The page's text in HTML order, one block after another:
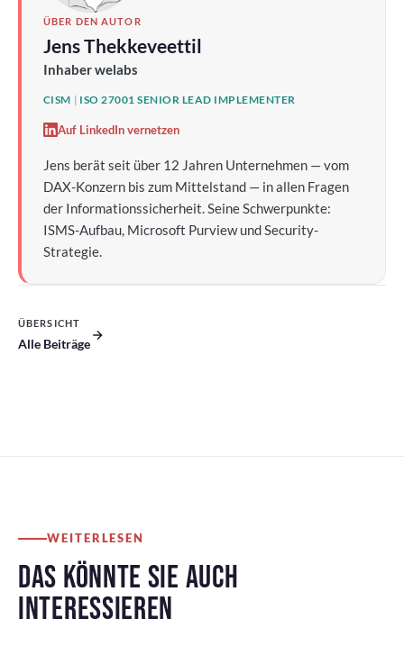
ÜBER DEN AUTOR
Jens Thekkeveettil
Inhaber welabs
CISM | ISO 27001 SENIOR LEAD IMPLEMENTER
Auf LinkedIn vernetzen
Jens berät seit über 12 Jahren Unternehmen — vom
DAX-Konzern bis zum Mittelstand — in allen Fragen
der Informationssicherheit. Seine Schwerpunkte:
ISMS-Aufbau, Microsoft Purview und Security-
Strategie.
ÜBERSICHT
Alle Beiträge
WEITERLESEN
DAS KÖNNTE SIE AUCH
INTERESSIEREN